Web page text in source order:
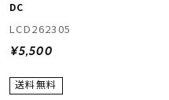
DC
LCD262305
¥5,500